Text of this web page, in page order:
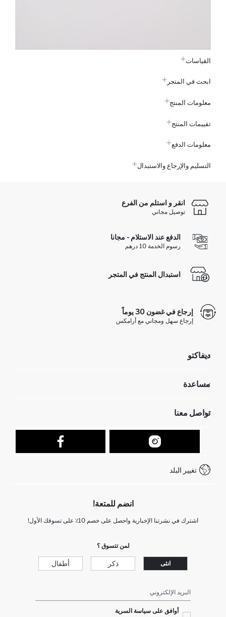
القياسات
ابحث في المتجر
معلومات المنتج
تقييمات المنتج
معلومات الدفع
التسليم والإرجاع والاستبدال
انقر و استلم من الفرع
توصيل مجاني
الدفع عند الاستلام - مجانا
رسوم الخدمة 10 درهم
استبدال المنتج في المتجر
إرجاع في غضون 30 يوماً
إرجاع سهل ومجاني مع أرامكس
ديفاكتو
تعرف علينا
مساعدة
عمليات الارجاع و الاستبدال السهلة
تتبع الشحنة
كيف يمكنك التسوق في ديفاكتو ؟
كيف تدفع في ديفاكتو؟
تواصل معنا
نموذج الاتصال
+212 525 076 633 خدمة العملاءتغيير البلد
انضم للمتعة!
اشترك في نشرتنا الإخبارية واحصل على خصم 10٪ على تسوقك الأول!
لمن تتسوق ؟
انثى ذكر أطفال
البريد الإلكتروني
أوافق على سياسة السرية